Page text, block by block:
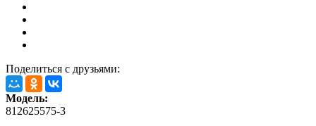
Поделиться с друзьями:
Модель:
812625575-3